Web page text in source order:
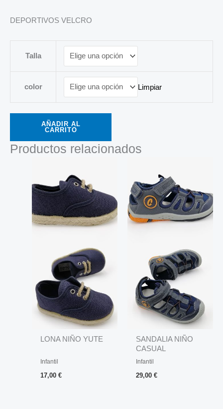
DEPORTIVOS VELCRO
Talla
color Limpiar
AÑADIR AL
CARRITO
Productos relacionados
LONA NIÑO YUTE
Infantil
17,00€
SANDALIA NIÑO
CASUAL
Infantil
29,00€